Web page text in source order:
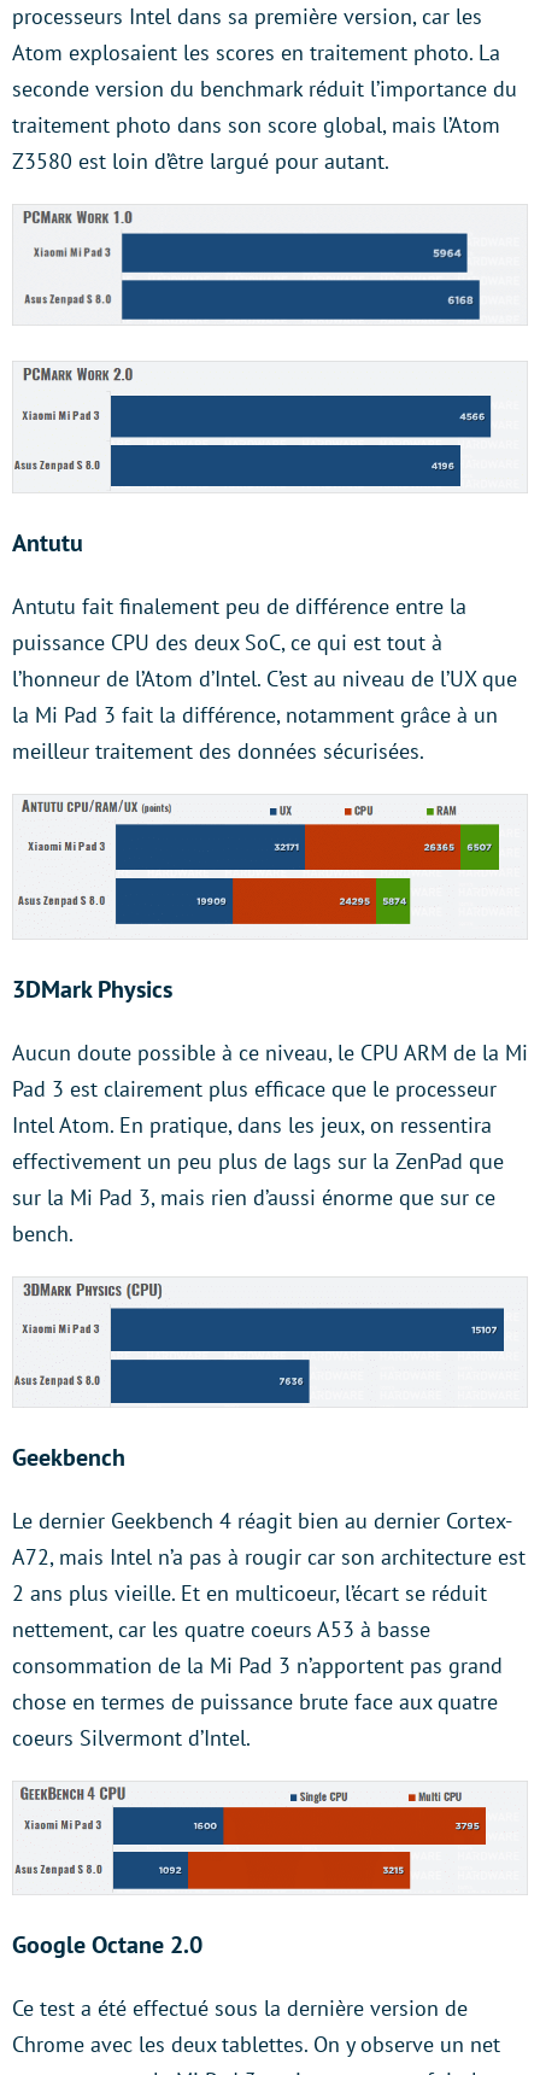
processeurs Intel dans sa première version, car les
Atom explosaient les scores en traitement photo. La
seconde version du benchmark réduit l’importance du
traitement photo dans son score global, mais l’Atom
Z3580 est loin d’être largué pour autant.
Antutu
Antutu fait finalement peu de différence entre la
puissance CPU des deux SoC, ce qui est tout à
l’honneur de l’Atom d’Intel. C’est au niveau de l’UX que
la Mi Pad 3 fait la différence, notamment grâce à un
meilleur traitement des données sécurisées.
3DMark Physics
Aucun doute possible à ce niveau, le CPU ARM de la Mi
Pad 3 est clairement plus efficace que le processeur
Intel Atom. En pratique, dans les jeux, on ressentira
effectivement un peu plus de lags sur la ZenPad que
sur la Mi Pad 3, mais rien d’aussi énorme que sur ce
bench.
Geekbench
Le dernier Geekbench 4 réagit bien au dernier Cortex-
A72, mais Intel n’a pas à rougir car son architecture est
2 ans plus vieille. Et en multicoeur, l’écart se réduit
nettement, car les quatre coeurs A53 à basse
consommation de la Mi Pad 3 n’apportent pas grand
chose en termes de puissance brute face aux quatre
coeurs Silvermont d’Intel.
Google Octane 2.0
Ce test a été effectué sous la dernière version de
Chrome avec les deux tablettes. On y observe un net